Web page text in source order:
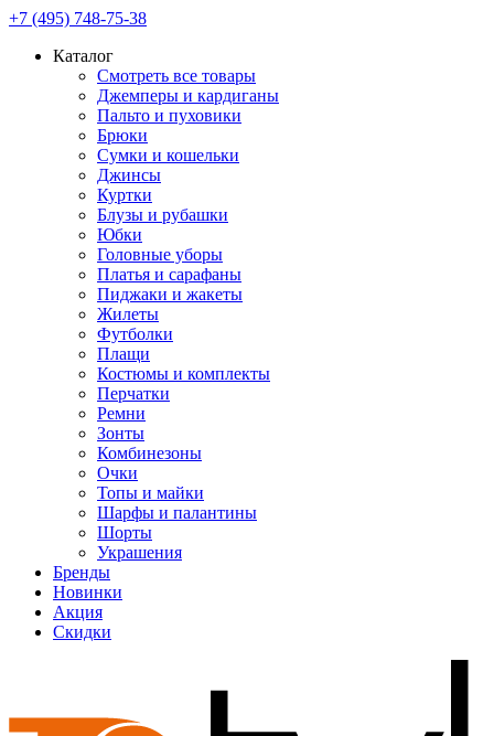
+7 (495) 748-75-38
Каталог
Смотреть все товары
Джемперы и кардиганы
Пальто и пуховики
Брюки
Сумки и кошельки
Джинсы
Куртки
Блузы и рубашки
Юбки
Головные уборы
Платья и сарафаны
Пиджаки и жакеты
Жилеты
Футболки
Плащи
Костюмы и комплекты
Перчатки
Ремни
Зонты
Комбинезоны
Очки
Топы и майки
Шарфы и палантины
Шорты
Украшения
Бренды
Новинки
Акция
Скидки